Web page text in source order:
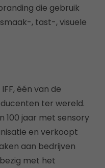
die gebruik
, tast-, visuele
één van de
ter wereld.
100 jaar met sensory
en verkoopt
aan bedrijven
met het